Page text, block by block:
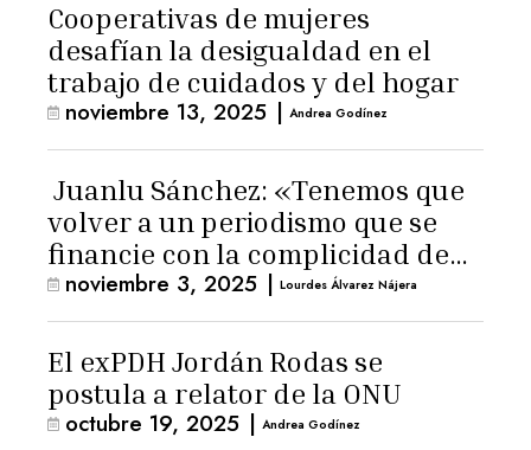
Cooperativas de mujeres
desafían la desigualdad en el
trabajo de cuidados y del hogar
noviembre 13, 2025 | Andrea Godínez
Juanlu Sánchez: «Tenemos que
volver a un periodismo que se
financie con la complicidad de
los lectores»
noviembre 3, 2025 | Lourdes Álvarez Nájera
El exPDH Jordán Rodas se
postula a relator de la ONU
octubre 19, 2025 | Andrea Godínez